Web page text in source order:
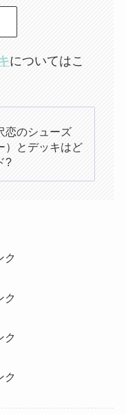
についてはこ
恋のシューズ
）とデッキはど
?
ク
ク
ク
ク